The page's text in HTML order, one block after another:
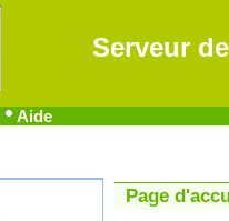
Serveur
Aide
Page